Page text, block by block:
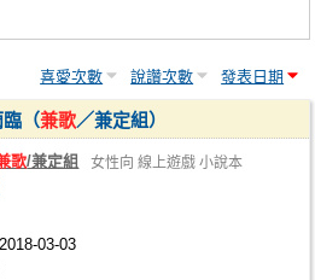
喜愛次數 說讚次數 發表日期
臨（兼歌／兼定組）
歌/兼定組 女性向 線上遊戲 小說本
03-03